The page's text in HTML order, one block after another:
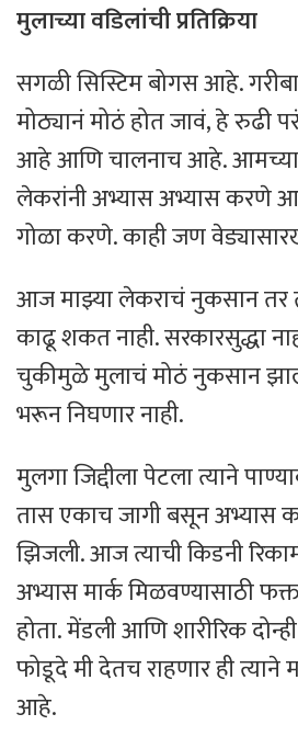
मुलाच्या वडिलांची प्रतिक्रिया
सगळी सिस्टिम बोगस आहे.
मोठ्यानं मोठं होत जावं, हे
आहे आणि चालनाच आहे. आमच्या
लेकरांनी अभ्यास अभ्यास करणे
गोळा करणे. काही जण
आज माझ्या लेकराचं नुकसान तर
काढू शकत नाही. सरकारसुद्धा
चुकीमुळे मुलाचं मोठं नुकसान
भरून निघणार नाही.
मुलगा जिद्दीला पेटला त्याने
तास एकाच जागी बसून अभ्यास
झिजली. आज त्याची किडनी
अभ्यास मार्क मिळवण्यासाठी
होता. मेंडली आणि शारीरिक
फोडूदे मी देतच राहणार ही त्याने
आहे.